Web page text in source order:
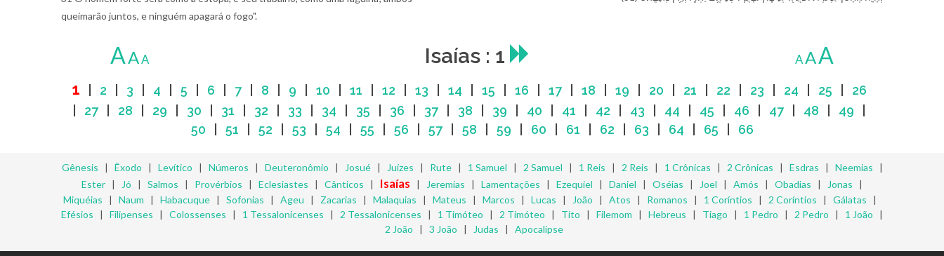
queimarão juntos, e ninguém apagará o fogo".
AAA Isaías : 1 AAA
1 2 3 4 5 6 7| 8 9 10 11 12 13 14 15 16 17| 18 19 20 21 22 23 24 25
26
27| 28 29 30 31 32 33 34 35 36 37| 38 39 40 41 42 43 44 45 46 47| 48 49
50
51 52 53 54 55 56 57| 58 59 60 61 62 63 64 65 66
Gênesis | Êxodo | Levítico | Números | Deuteronômio | Josué| Juízes | Rute| 1 Samuel | 2 Samuel | 1 Reis | 2 Reis | 1 Crônicas | 2 Crônicas | Esdras | Neemias |
Ester | Jó | Salmos | Provérbios | Eclesiastes | Cânticos | Isaías | Jeremias | Lamentações | Ezequiel | Daniel | Oséias | Joel | Amós | Obadias | Jonas |
Miquéias | Naum | Habacuque | Sofonias | Ageu | Zacarias | Malaquias | Mateus | Marcos | Lucas | João | Atos | Romanos | 1 Coríntios | 2 Coríntios | Gálatas |
Efésios | Filipenses | Colossenses | 1 Tessalonicenses | 2 Tessalonicenses | 1 Timóteo | 2 Timóteo | Tito | Filemom | Hebreus | Tiago | 1 Pedro | 2 Pedro | 1 João |
2 João | 3 João | Judas | Apocalipse